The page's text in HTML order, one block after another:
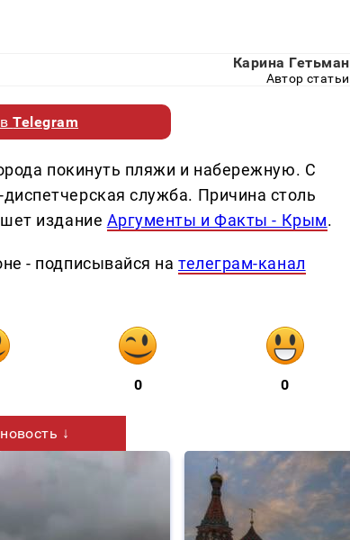
Карина Гетьман
Автор статьи
вTelegram
покинуть пляжи и набережную. С
служба. Причина столь
издание Аргументы и Факты - Крым.
- подписывайся нателеграм-канал
0 0
↓